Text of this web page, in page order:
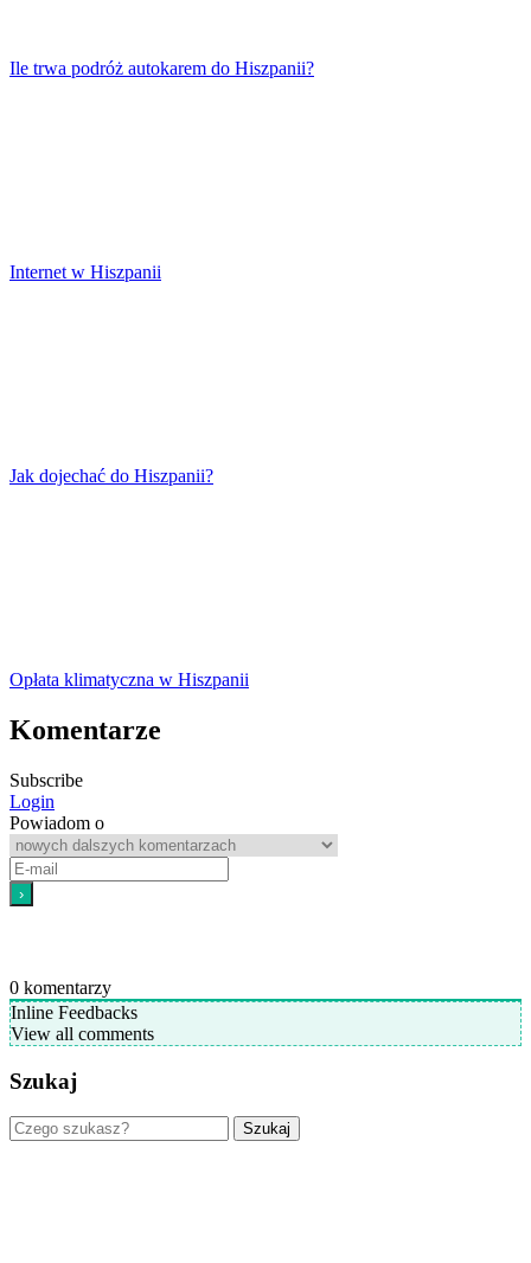
Ile trwa podróż autokarem do Hiszpanii?
Internet w Hiszpanii
Jak dojechać do Hiszpanii?
Opłata klimatyczna w Hiszpanii
Komentarze
Subscribe
Login
Powiadom o
0 komentarzy
Inline Feedbacks
View all comments
Szukaj
Szukaj